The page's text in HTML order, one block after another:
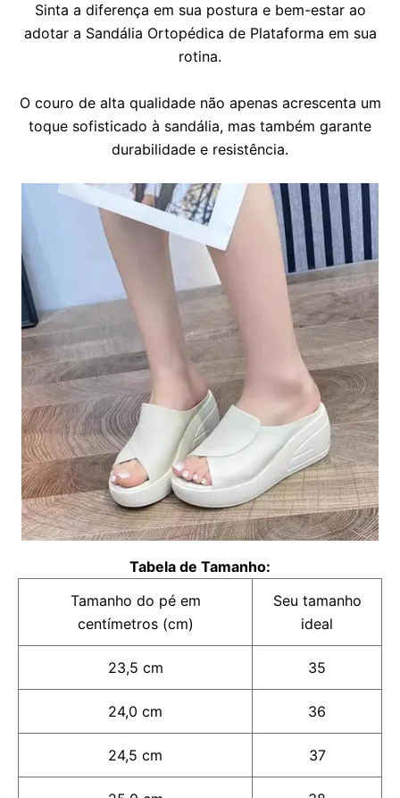
Sinta a diferença em sua postura e bem-estar ao
adotar a Sandália Ortopédica de Plataforma em sua
rotina.
O couro de alta qualidade não apenas acrescenta um
toque sofisticado à sandália, mas também garante
durabilidade e resistência.
Tabela de Tamanho:
Tamanho do pé em
centímetros (cm)
Seu tamanho
ideal
23,5 cm 35
24,0 cm 36
24,5 cm 37